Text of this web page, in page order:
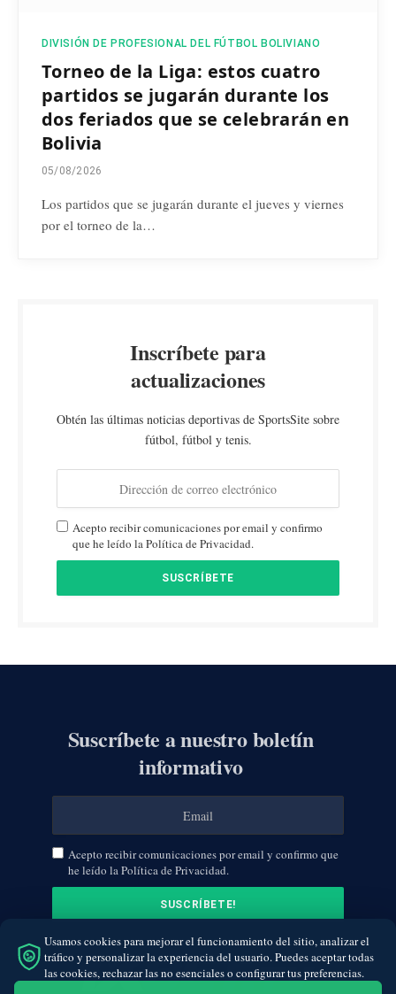
DIVISIÓN DE PROFESIONAL DEL FÚTBOL BOLIVIANO
Torneo de la Liga: estos cuatro
partidos se jugarán durante los
dos feriados que se celebrarán en
Bolivia
05/08/2026
Los partidos que se jugarán durante el jueves y viernes
por el torneo de la…
Inscríbete para
actualizaciones
Obtén las últimas noticias deportivas de SportsSite sobre
fútbol, fútbol y tenis.
Acepto recibir comunicaciones por email y confirmo
que he leído la Política de Privacidad.
Suscríbete a nuestro boletín
informativo
Acepto recibir comunicaciones por email y confirmo que
he leído la Política de Privacidad.
Usamos cookies para mejorar el funcionamiento del sitio, analizar el
tráfico y personalizar la experiencia del usuario. Puedes aceptar todas
las cookies, rechazar las no esenciales o configurar tus preferencias.